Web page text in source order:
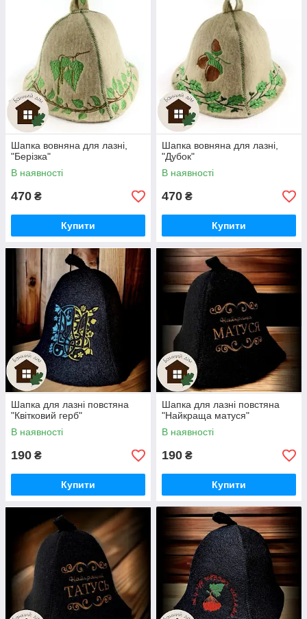
Шапка вовняна для лазні,
"Берізка"
В наявності
470 ₴
Купити
Шапка вовняна для лазні,
"Дубок"
В наявності
470 ₴
Купити
Шапка для лазні повстяна
"Квітковий герб"
В наявності
190 ₴
Купити
Шапка для лазні повстяна
"Найкраща матуся"
В наявності
190 ₴
Купити